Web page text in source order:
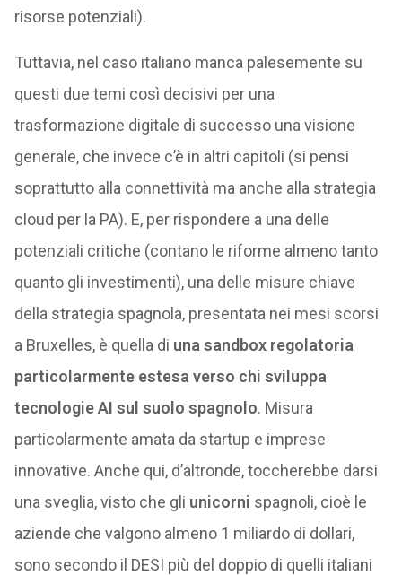
risorse potenziali).
Tuttavia, nel caso italiano manca palesemente su
questi due temi così decisivi per una
trasformazione digitale di successo una visione
generale, che invece c’è in altri capitoli (si pensi
soprattutto alla connettività ma anche alla strategia
cloud per la PA). E, per rispondere a una delle
potenziali critiche (contano le riforme almeno tanto
quanto gli investimenti), una delle misure chiave
della strategia spagnola, presentata nei mesi scorsi
a Bruxelles, è quella di una sandbox regolatoria
particolarmente estesa verso chi sviluppa
tecnologie AI sul suolo spagnolo. Misura
particolarmente amata da startup e imprese
innovative. Anche qui, d’altronde, toccherebbe darsi
una sveglia, visto che gli unicorni spagnoli, cioè le
aziende che valgono almeno 1 miliardo di dollari,
sono secondo il DESI più del doppio di quelli italiani